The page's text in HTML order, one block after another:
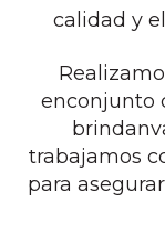
calidad y
enconjunto
trabajamos
para